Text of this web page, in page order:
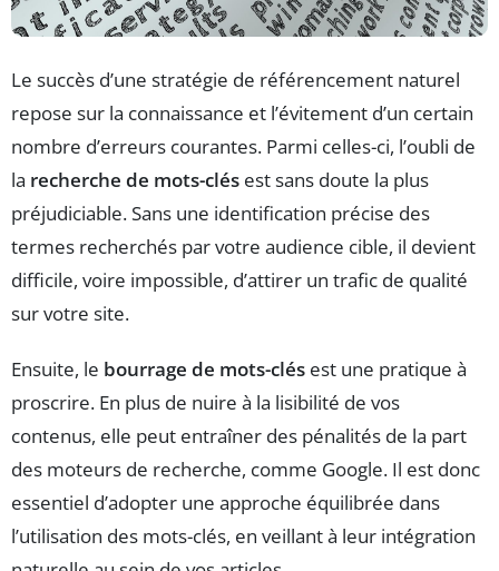
Le succès d’une stratégie de référencement naturel
repose sur la connaissance et l’évitement d’un certain
nombre d’erreurs courantes. Parmi celles-ci, l’oubli de
la recherche de mots-clés est sans doute la plus
préjudiciable. Sans une identification précise des
termes recherchés par votre audience cible, il devient
difficile, voire impossible, d’attirer un trafic de qualité
sur votre site.
Ensuite, le bourrage de mots-clés est une pratique à
proscrire. En plus de nuire à la lisibilité de vos
contenus, elle peut entraîner des pénalités de la part
des moteurs de recherche, comme Google. Il est donc
essentiel d’adopter une approche équilibrée dans
l’utilisation des mots-clés, en veillant à leur intégration